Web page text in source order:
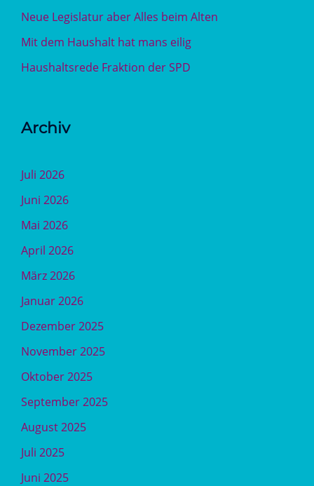
Neue Legislatur aber Alles beim Alten
Mit dem Haushalt hat mans eilig
Haushaltsrede Fraktion der SPD
Archiv
Juli 2026
Juni 2026
Mai 2026
April 2026
März 2026
Januar 2026
Dezember 2025
November 2025
Oktober 2025
September 2025
August 2025
Juli 2025
Juni 2025